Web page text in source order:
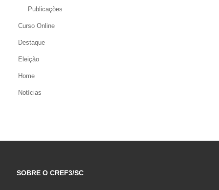
Publicações
Curso Online
Destaque
Eleição
Home
Notícias
SOBRE O CREF3/SC